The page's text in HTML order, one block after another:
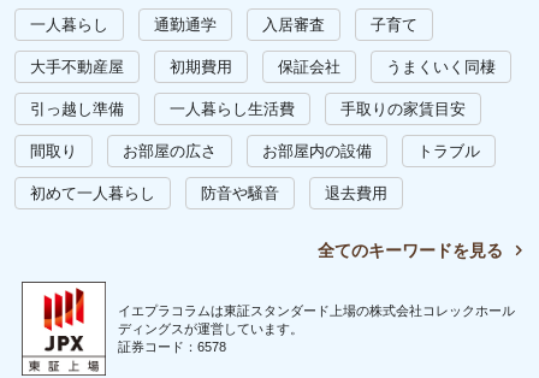
一人暮らし 通勤通学 入居審査 子育て
大手不動産屋 初期費用 保証会社 うまくいく同棲
引っ越し準備 一人暮らし生活費 手取りの家賃目安
間取り お部屋の広さ お部屋内の設備 トラブル
初めて一人暮らし 防音や騒音 退去費用
全てのキーワードを見る
イエプラコラムは東証スタンダード上場の株式会社コレックホール
ディングスが運営しています。
証券コード：6578